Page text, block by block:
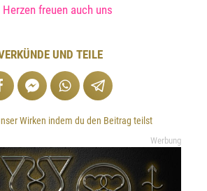
Herzen freuen auch uns
UND TEILE
Wirken indem du den Beitrag teilst
Werbung